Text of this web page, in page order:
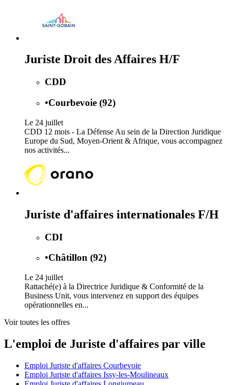
Juriste Droit des Affaires H/F
CDD
•Courbevoie (92)
Le 24 juillet
CDD 12 mois - La Défense Au sein de la Direction Juridique
Europe du Sud, Moyen-Orient & Afrique, vous accompagnez
nos activités...
Juriste d'affaires internationales F/H
CDI
•Châtillon (92)
Le 24 juillet
Rattaché(e) à la Directrice Juridique & Conformité de la
Business Unit, vous intervenez en support des équipes
opérationnelles en...
Voir toutes les offres
L'emploi de Juriste d'affaires par ville
Emploi Juriste d'affaires Courbevoie
Emploi Juriste d'affaires Issy-les-Moulineaux